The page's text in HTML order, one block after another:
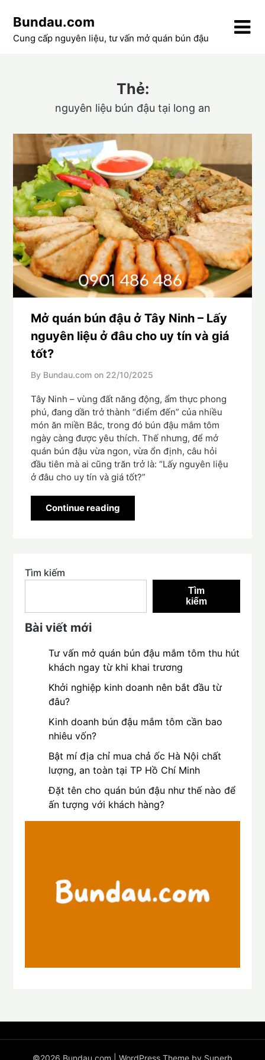
content
Bundau.com
Cung cấp nguyên liệu, tư vấn mở quán bún đậu
Thẻ:
nguyên liệu bún đậu tại long an
Mở quán bún đậu ở Tây Ninh – Lấy
nguyên liệu ở đâu cho uy tín và giá
tốt?
By Bundau.com on 22/10/2025
Tây Ninh – vùng đất năng động, ẩm thực phong
phú, đang dần trở thành “điểm đến” của nhiều
món ăn miền Bắc, trong đó bún đậu mắm tôm
ngày càng được yêu thích. Thế nhưng, để mở
quán bún đậu vừa ngon, vừa ổn định, câu hỏi
đầu tiên mà ai cũng trăn trở là: “Lấy nguyên liệu
ở đâu cho uy tín và giá tốt?”
Continue reading
Tìm kiếm
Tìm
kiếm
Bài viết mới
Tư vấn mở quán bún đậu mắm tôm thu hút
khách ngay từ khi khai trương
Khởi nghiệp kinh doanh nên bắt đầu từ
đâu?
Kinh doanh bún đậu mắm tôm cần bao
nhiêu vốn?
Bật mí địa chỉ mua chả ốc Hà Nội chất
lượng, an toàn tại TP Hồ Chí Minh
Đặt tên cho quán bún đậu như thế nào để
ấn tượng với khách hàng?
©2026 Bundau.com | WordPress Theme by Superb